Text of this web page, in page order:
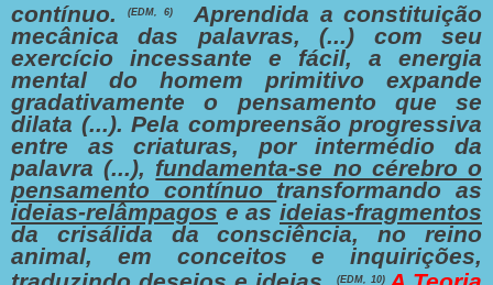
contínuo.
(EDM, 6)
Aprendida a constituição
mecânica das palavras, (...) com seu
exercício incessante e fácil, a energia
mental do homem primitivo expande
gradativamente o pensamento que se
dilata (...). Pela compreensão progressiva
entre as criaturas, por intermédio da
palavra (...), fundamenta-se no cérebro o
pensamento contínuo transformando as
ideias-relâmpagos e as ideias-fragmentos
da crisálida da consciência, no reino
animal, em conceitos e inquirições,
(EDM, 10)